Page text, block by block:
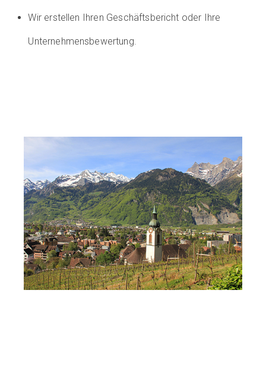
Wir erstellen Ihren Geschäftsbericht oder Ihre
Unternehmensbewertung.